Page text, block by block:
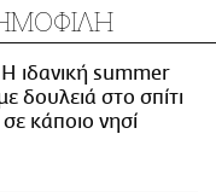
ιδανική summer
δουλειά στο σπίτι
κάποιο νησί